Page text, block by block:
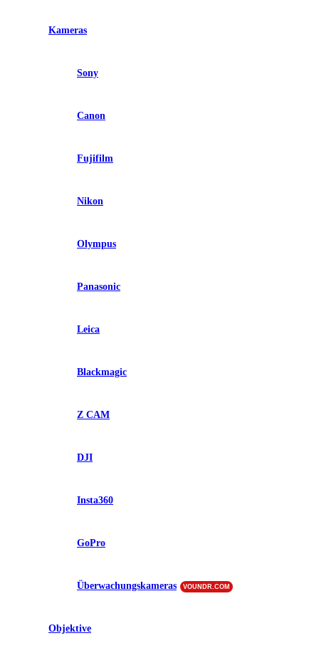
Kameras
Sony
Canon
Fujifilm
Nikon
Olympus
Panasonic
Leica
Blackmagic
Z CAM
DJI
Insta360
GoPro
Überwachungskameras VOUNDR.COM
Objektive